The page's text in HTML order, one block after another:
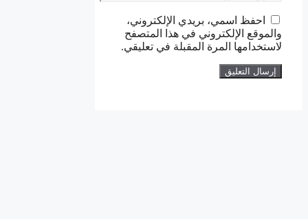
احفظ اسمي، بريدي الإلكتروني،
والموقع الإلكتروني في هذا المتصفح
لاستخدامها المرة المقبلة في تعليقي.